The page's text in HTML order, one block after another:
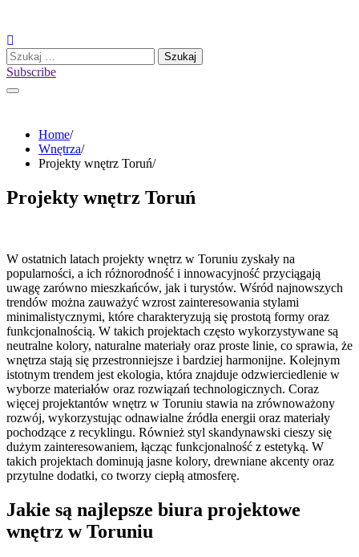
content
Szukaj:
Subscribe
Home
Wnętrza
Projekty wnętrz Toruń
Projekty wnętrz Toruń
W ostatnich latach projekty wnętrz w Toruniu zyskały na
popularności, a ich różnorodność i innowacyjność przyciągają
uwagę zarówno mieszkańców, jak i turystów. Wśród najnowszych
trendów można zauważyć wzrost zainteresowania stylami
minimalistycznymi, które charakteryzują się prostotą formy oraz
funkcjonalnością. W takich projektach często wykorzystywane są
neutralne kolory, naturalne materiały oraz proste linie, co sprawia, że
wnętrza stają się przestronniejsze i bardziej harmonijne. Kolejnym
istotnym trendem jest ekologia, która znajduje odzwierciedlenie w
wyborze materiałów oraz rozwiązań technologicznych. Coraz
więcej projektantów wnętrz w Toruniu stawia na zrównoważony
rozwój, wykorzystując odnawialne źródła energii oraz materiały
pochodzące z recyklingu. Również styl skandynawski cieszy się
dużym zainteresowaniem, łącząc funkcjonalność z estetyką. W
takich projektach dominują jasne kolory, drewniane akcenty oraz
przytulne dodatki, co tworzy ciepłą atmosferę.
Jakie są najlepsze biura projektowe
wnętrz w Toruniu